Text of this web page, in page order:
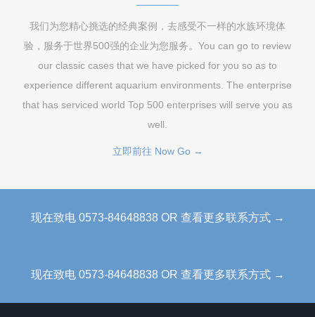
我们为您精心挑选的经典案例，去感受不一样的水族环境体
验，服务于世界500强的企业为您服务。You can go to review
our classic cases that we have picked for you so as to
experience different aquarium environments. The enterprise
that has serviced world Top 500 enterprises will serve you as
well.
立即前往 Now Go →
现在致电 0573-84648838 OR 查看更多联系方式 →
现在致电 0573-84648838 OR 查看更多联系方式 →